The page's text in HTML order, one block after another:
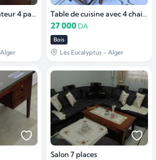
2 Paravent séparateur 4 panneaux Table de cuisine avec 4 chaises
27 000 DA
Bois
Les Eucalyptus - Alger
Salon 7 places